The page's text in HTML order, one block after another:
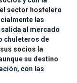
sector hostelero
las
salida al mercado
chuleteros de
socios la
su destino
con las